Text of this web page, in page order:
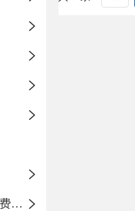
行政事业性收费目录